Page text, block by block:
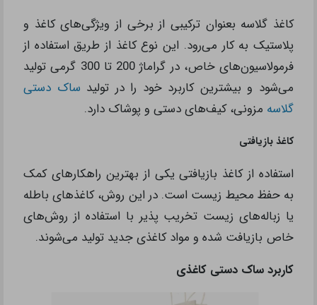
کاغذ گلاسه بعنوان ترکیبی از برخی از ویژگی‌های کاغذ و
پلاستیک به کار می‌رود. این نوع کاغذ از طریق استفاده از
فرمولاسیون‌های خاص، در گراماژ 200 تا 300 گرمی تولید
می‌شود و بیشترین کاربرد خود را در تولید ساک دستی
گلاسه مزونی، کیف‌های دستی و پوشاک دارد.
کاغذ بازیافتی
استفاده از کاغذ بازیافتی یکی از بهترین راهکارهای کمک
به حفظ محیط زیست است. در این روش، کاغذهای باطله
یا زباله‌های زیست تخریب پذیر با استفاده از روش‌های
خاص بازیافت شده و مواد کاغذی جدید تولید می‌شوند.
کاربرد ساک دستی کاغذی